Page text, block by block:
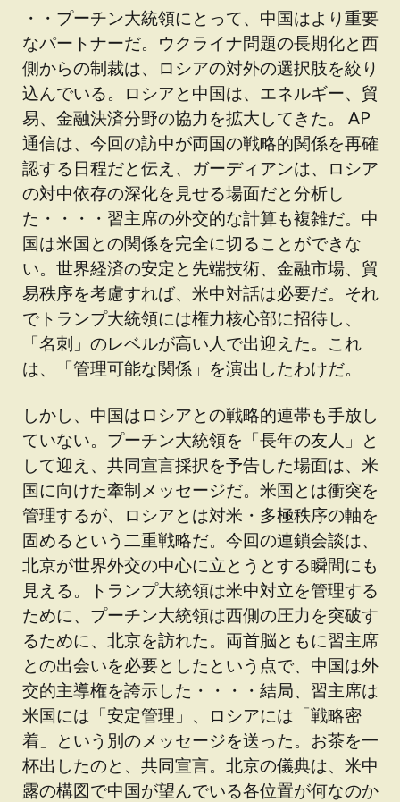
・・プーチン大統領にとって、中国はより重要
なパートナーだ。ウクライナ問題の長期化と西
側からの制裁は、ロシアの対外の選択肢を絞り
込んでいる。ロシアと中国は、エネルギー、貿
易、金融決済分野の協力を拡大してきた。 AP
通信は、今回の訪中が両国の戦略的関係を再確
認する日程だと伝え、ガーディアンは、ロシア
の対中依存の深化を見せる場面だと分析し
た・・・・習主席の外交的な計算も複雑だ。中
国は米国との関係を完全に切ることができな
い。世界経済の安定と先端技術、金融市場、貿
易秩序を考慮すれば、米中対話は必要だ。それ
でトランプ大統領には権力核心部に招待し、
「名刺」のレベルが高い人で出迎えた。これ
は、「管理可能な関係」を演出したわけだ。
しかし、中国はロシアとの戦略的連帯も手放し
ていない。プーチン大統領を「長年の友人」と
して迎え、共同宣言採択を予告した場面は、米
国に向けた牽制メッセージだ。米国とは衝突を
管理するが、ロシアとは対米・多極秩序の軸を
固めるという二重戦略だ。今回の連鎖会談は、
北京が世界外交の中心に立とうとする瞬間にも
見える。トランプ大統領は米中対立を管理する
ために、プーチン大統領は西側の圧力を突破す
るために、北京を訪れた。両首脳ともに習主席
との出会いを必要としたという点で、中国は外
交的主導権を誇示した・・・・結局、習主席は
米国には「安定管理」、ロシアには「戦略密
着」という別のメッセージを送った。お茶を一
杯出したのと、共同宣言。北京の儀典は、米中
露の構図で中国が望んでいる各位置が何なのか